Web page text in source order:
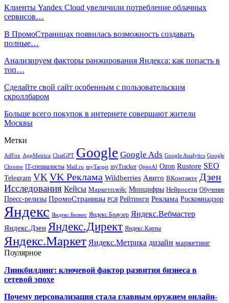
Клиенты Yandex Cloud увеличили потребление облачных
сервисов…
В ПромоСтраницах появилась возможность создавать
полные…
Анализируем факторы ранжирования Яндекса: как попасть в
топ…
Сделайте свой сайт особенным с пользовательским
скроллбаром
Больше всего покупок в интернете совершают жители
Москвы
Метки
AdFox AppMetrica ChatGPT Google Google Ads Google Analytics Google
Chrome IT-специалисты Mail.ru myTarget myTracker OpenAI Ozon Rustore SEO
Telegram VK VK Реклама Wildberries Авито ВКонтакте Дзен
Исследования Кейсы Маркетплейс Минцифры Нейросети Обучение
Пресс-релизы ПромоСтраницы РСЯ Рейтинги Реклама Роскомнадзор
Яндекс Яндекс.Бизнес Яндекс.Браузер Яндекс.Вебмастер
Яндекс.Дзен Яндекс.Директ Яндекс.Карты
Яндекс.Маркет Яндекс.Метрика дизайн маркетинг
Поулярное
Линкбилдинг: ключевой фактор развития бизнеса в
сетевой эпохе
Почему персонализация стала главным оружием онлайн-